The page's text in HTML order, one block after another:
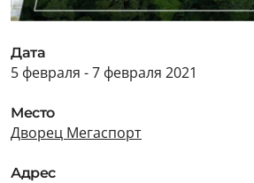
Дата
5 февраля - 7 февраля 2021
Место
Дворец Мегаспорт
Адрес